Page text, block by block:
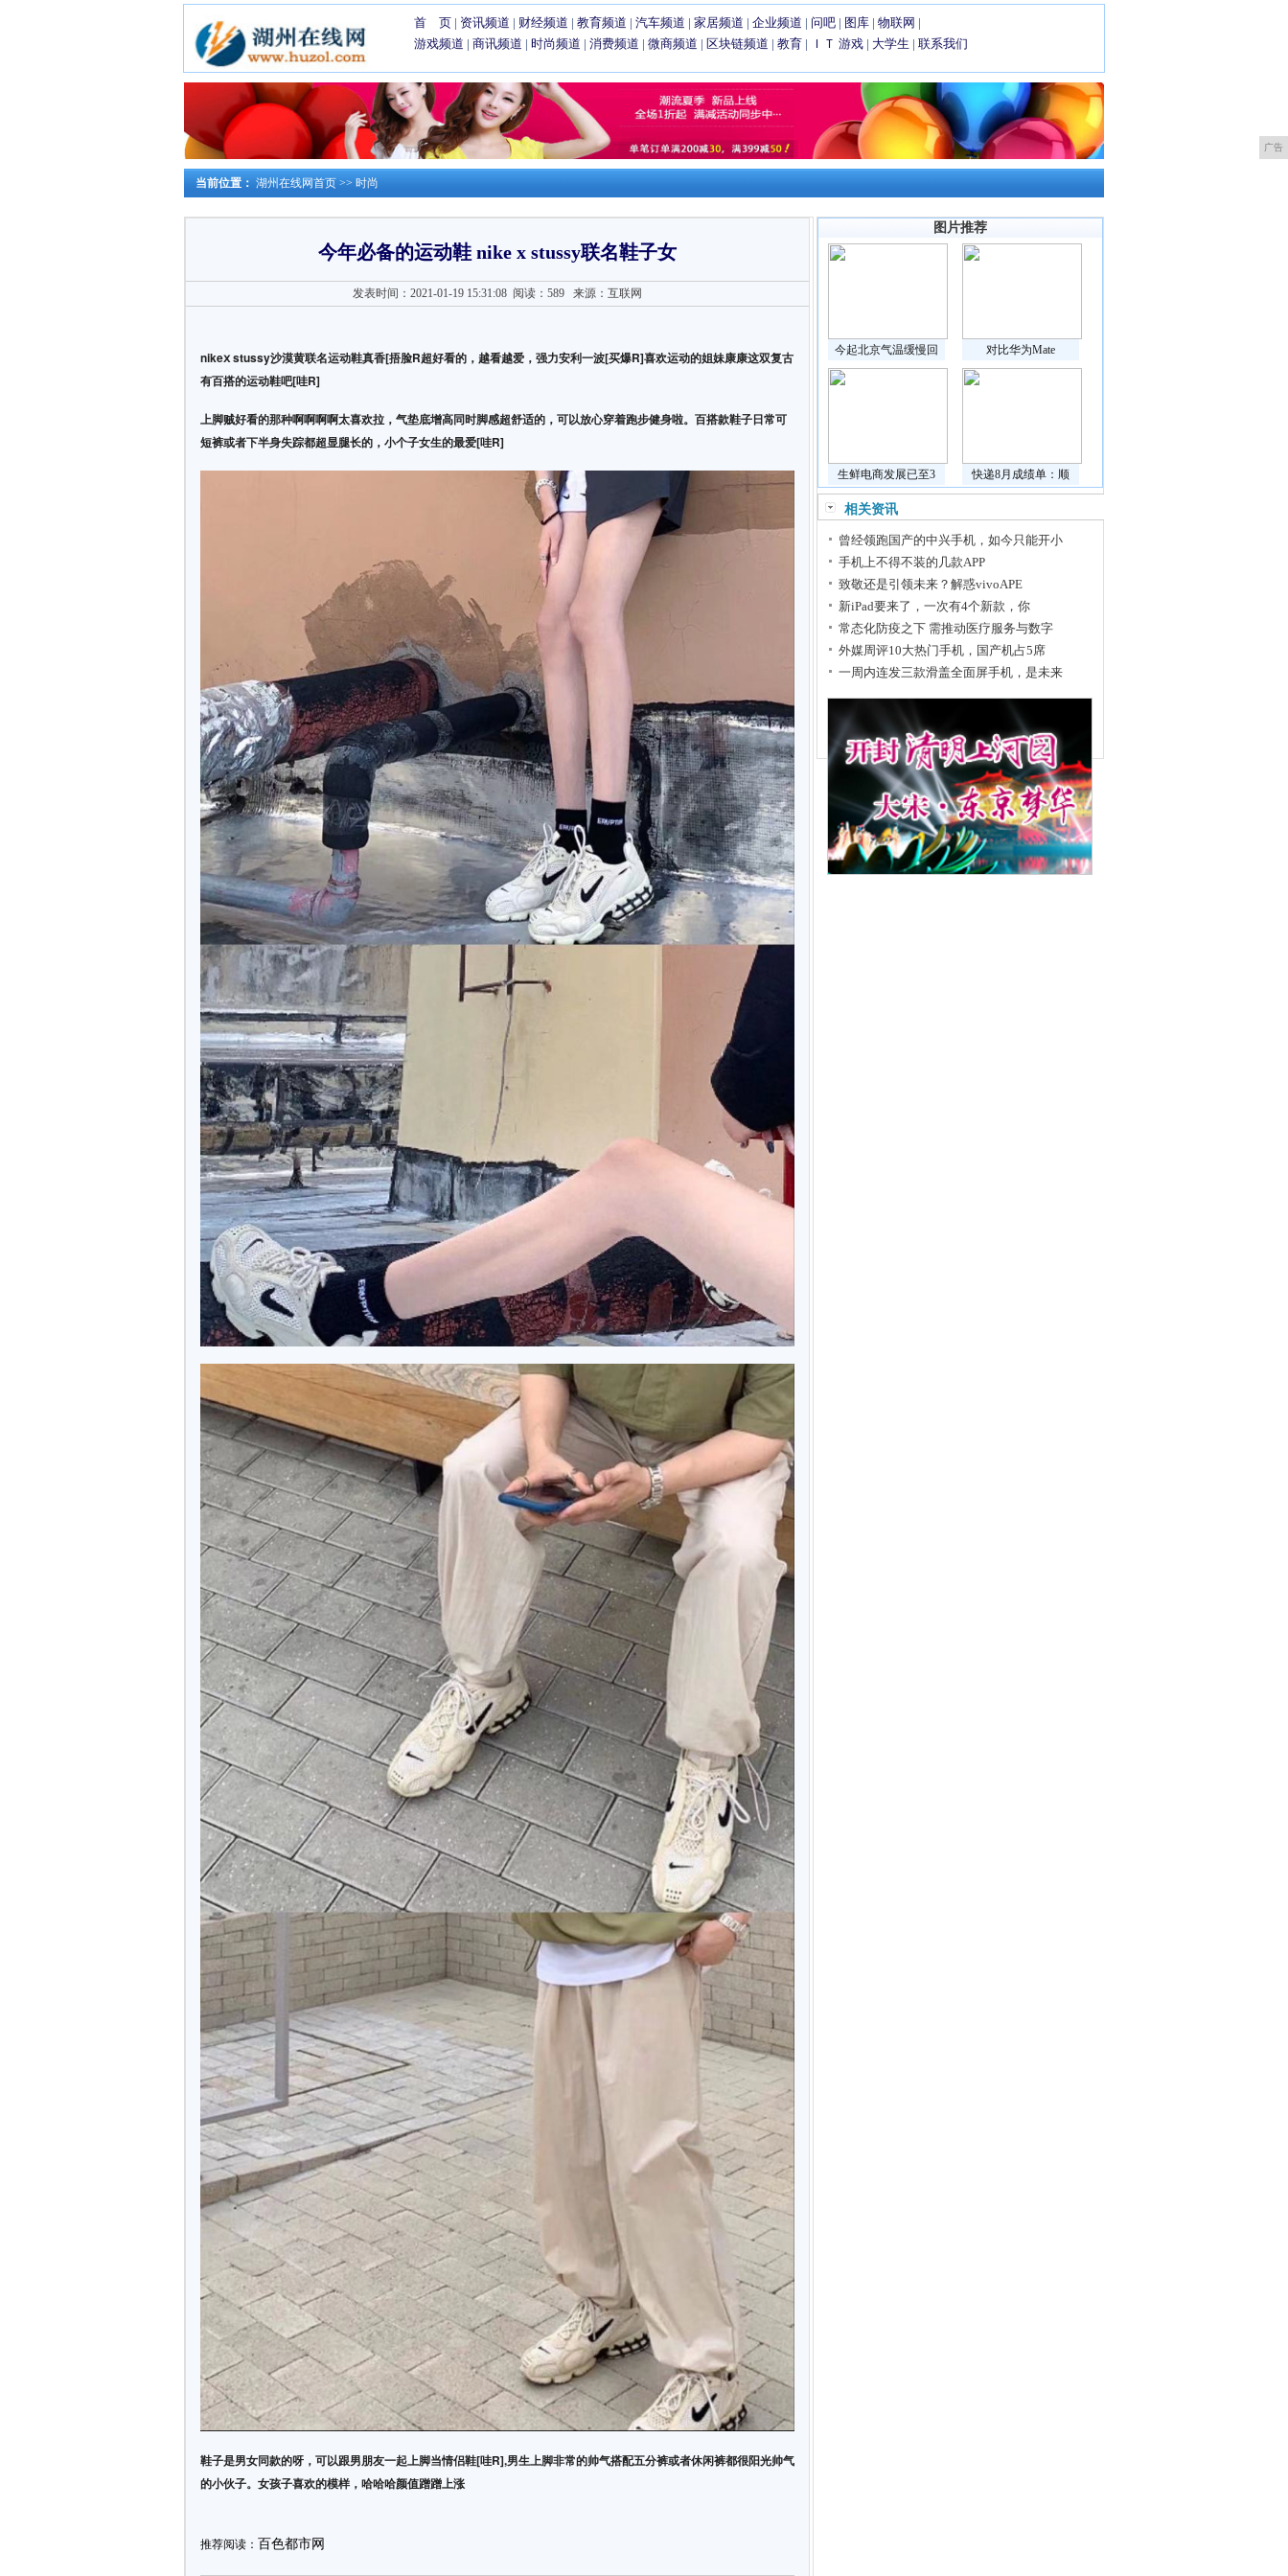
首 页 | 资讯频道 | 财经频道 | 教育频道 | 汽车频道 | 家居频道 | 企业频道 | 问吧 | 图库 | 物联网 |
游戏频道 | 商讯频道 | 时尚频道 | 消费频道 | 微商频道 | 区块链频道 | 教育 | ＩＴ 游戏 | 大学生 | 联系我们
广告
当前位置： 湖州在线网首页 >> 时尚
今年必备的运动鞋 nike x stussy联名鞋子女
发表时间：2021-01-19 15:31:08 阅读：589 来源：互联网
nikeⅹ stussy沙漠黄联名运动鞋真香[捂脸R超好看的，越看越爱，强力安利一波[买爆R]喜欢运动的姐妹康康这双复古
有百搭的运动鞋吧[哇R]
上脚贼好看的那种啊啊啊啊太喜欢拉，气垫底增高同时脚感超舒适的，可以放心穿着跑步健身啦。百搭款鞋子日常可
短裤或者下半身失踪都超显腿长的，小个子女生的最爱[哇R]
鞋子是男女同款的呀，可以跟男朋友一起上脚当情侣鞋[哇R],男生上脚非常的帅气搭配五分裤或者休闲裤都很阳光帅气
的小伙子。女孩子喜欢的模样，哈哈哈颜值蹭蹭上涨
推荐阅读： 百色都市网
图片推荐
今起北京气温缓慢回 对比华为Mate
生鲜电商发展已至3 快递8月成绩单：顺
相关资讯
曾经领跑国产的中兴手机，如今只能开小
手机上不得不装的几款APP
致敬还是引领未来？解惑vivoAPE
新iPad要来了，一次有4个新款，你
常态化防疫之下 需推动医疗服务与数字
外媒周评10大热门手机，国产机占5席
一周内连发三款滑盖全面屏手机，是未来